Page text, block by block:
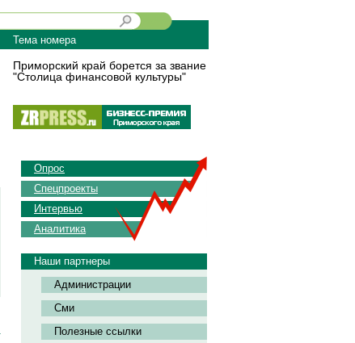
Тема номера
Приморский край борется за звание
"Столица финансовой культуры"
Опрос
Спецпроекты
Интервью
Аналитика
Наши партнеры
Администрации
Сми
Полезные ссылки